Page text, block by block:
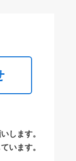
します。
います。